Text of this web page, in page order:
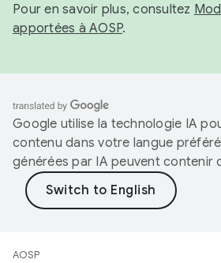
Pour en savoir plus, consultez
apportées à AOSP.
Google utilise la technologie IA
contenu dans votre langue
générées par IA peuvent contenir
AOSP